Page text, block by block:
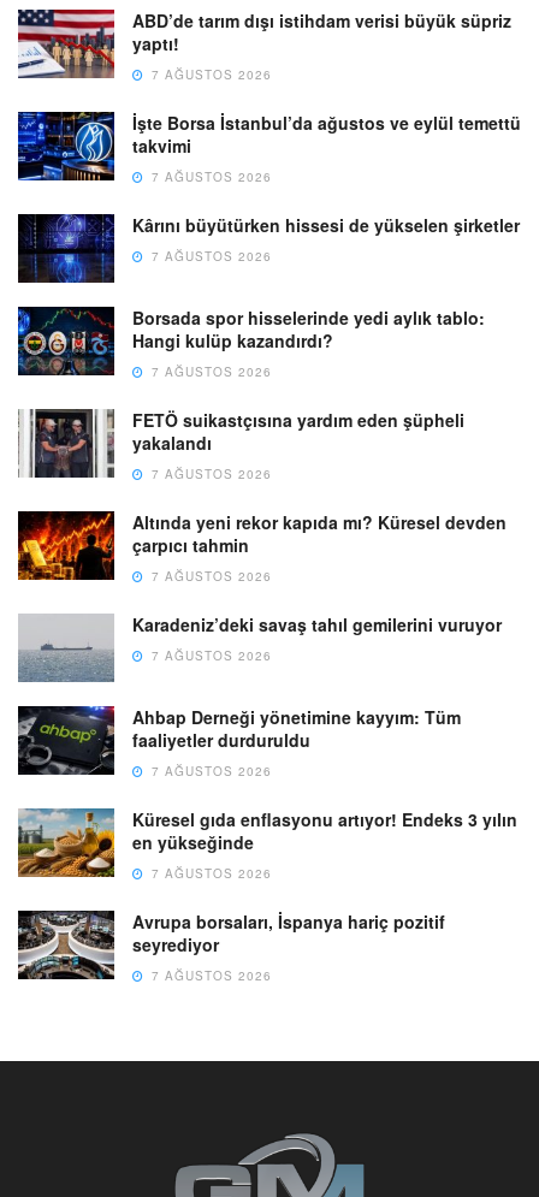
ABD’de tarım dışı istihdam verisi büyük süpriz
yaptı!
7 AĞUSTOS 2026
İşte Borsa İstanbul’da ağustos ve eylül temettü
takvimi
7 AĞUSTOS 2026
Kârını büyütürken hissesi de yükselen şirketler
7 AĞUSTOS 2026
Borsada spor hisselerinde yedi aylık tablo:
Hangi kulüp kazandırdı?
7 AĞUSTOS 2026
FETÖ suikastçısına yardım eden şüpheli
yakalandı
7 AĞUSTOS 2026
Altında yeni rekor kapıda mı? Küresel devden
çarpıcı tahmin
7 AĞUSTOS 2026
Karadeniz’deki savaş tahıl gemilerini vuruyor
7 AĞUSTOS 2026
Ahbap Derneği yönetimine kayyım: Tüm
faaliyetler durduruldu
7 AĞUSTOS 2026
Küresel gıda enflasyonu artıyor! Endeks 3 yılın
en yükseğinde
7 AĞUSTOS 2026
Avrupa borsaları, İspanya hariç pozitif
seyrediyor
7 AĞUSTOS 2026